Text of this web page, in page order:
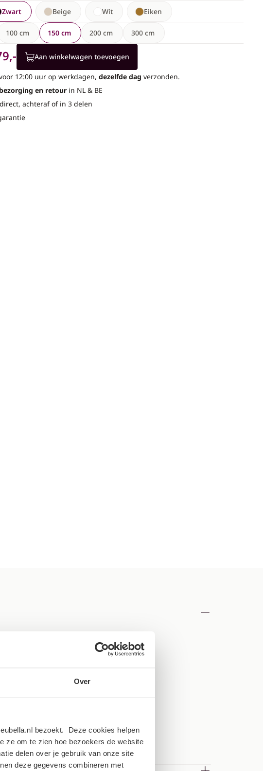
Over
bezoekt. Deze cookies helpen
ze om te zien hoe bezoekers de website
delen over je gebruik van onze site
deze gegevens combineren met
Beige Wit
Zwart Eiken
100 cm 150 cm 200 cm 300 cm
Aan winkelwagen toevoegen
12:00 uur op werkdagen, dezelfde dag verzonden.
en retour in NL & BE
achteraf of in 3 delen